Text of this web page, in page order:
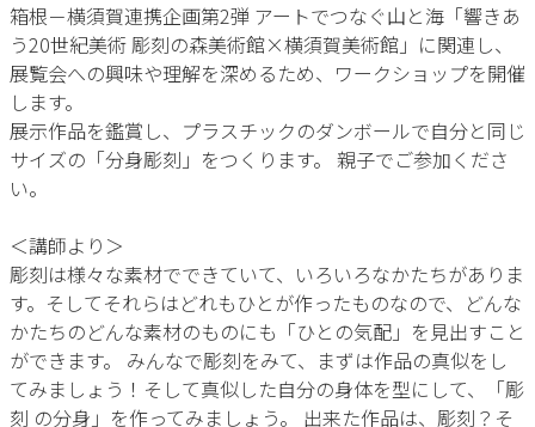
箱根－横須賀連携企画第2弾 アートでつなぐ山と海「響きあ
う20世紀美術 彫刻の森美術館×横須賀美術館」に関連し、
展覧会への興味や理解を深めるため、ワークショップを開催
します。
展示作品を鑑賞し、プラスチックのダンボールで自分と同じ
サイズの「分身彫刻」をつくります。 親子でご参加くださ
い。
＜講師より＞
彫刻は様々な素材でできていて、いろいろなかたちがありま
す。そしてそれらはどれもひとが作ったものなので、どんな
かたちのどんな素材のものにも「ひとの気配」を見出すこと
ができます。 みんなで彫刻をみて、まずは作品の真似をし
てみましょう！そして真似した自分の身体を型にして、「彫
刻 の分身」を作ってみましょう。 出来た作品は、彫刻？そ